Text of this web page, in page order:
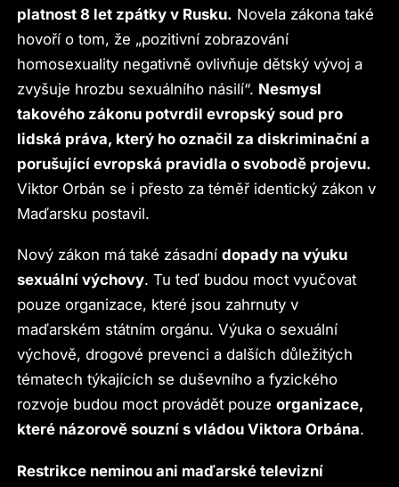
platnost 8 let zpátky v Rusku. Novela zákona také
hovoří o tom, že „pozitivní zobrazování
homosexuality negativně ovlivňuje dětský vývoj a
zvyšuje hrozbu sexuálního násilí“. Nesmysl
takového zákonu potvrdil evropský soud pro
lidská práva, který ho označil za diskriminační a
porušující evropská pravidla o svobodě projevu.
Viktor Orbán se i přesto za téměř identický zákon v
Maďarsku postavil.
Nový zákon má také zásadnídopady na výuku
sexuální výchovy. Tu teď budou moct vyučovat
pouze organizace, které jsou zahrnuty v
maďarském státním orgánu. Výuka o sexuální
výchově, drogové prevenci a dalších důležitých
tématech týkajících se duševního a fyzického
rozvoje budou moct provádět pouzeorganizace,
které názorově souzní s vládou Viktora Orbána.
Restrikce neminou ani maďarské televizní